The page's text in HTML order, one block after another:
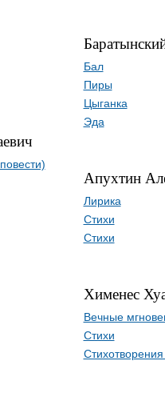
Бал
Пиры
Цыганка
Эда
Апухтин
Лирика
Стихи
Стихи
Хименес
Вечные
Стихи